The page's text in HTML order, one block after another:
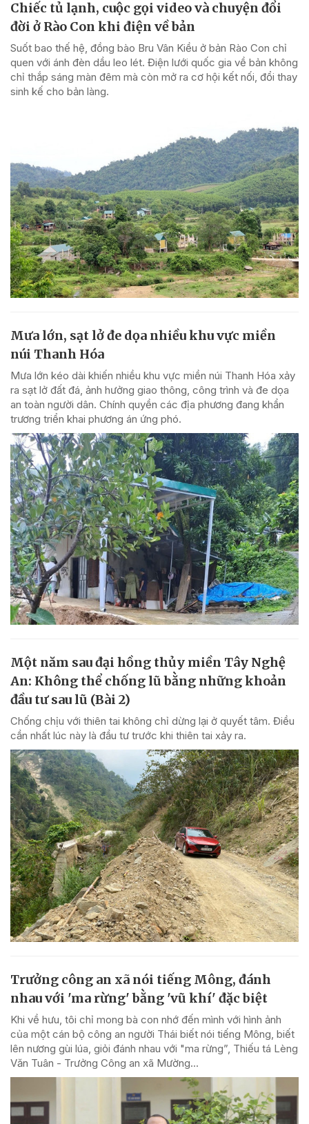
Chiếc tủ lạnh, cuộc gọi video và chuyện đổi
đời ở Rào Con khi điện về bản
Suốt bao thế hệ, đồng bào Bru Vân Kiều ở bản Rào Con chỉ
quen với ánh đèn dầu leo lét. Điện lưới quốc gia về bản không
chỉ thắp sáng màn đêm mà còn mở ra cơ hội kết nối, đổi thay
sinh kế cho bản làng.
Mưa lớn, sạt lở đe dọa nhiều khu vực miền
núi Thanh Hóa
Mưa lớn kéo dài khiến nhiều khu vực miền núi Thanh Hóa xảy
ra sạt lở đất đá, ảnh hưởng giao thông, công trình và đe dọa
an toàn người dân. Chính quyền các địa phương đang khẩn
trương triển khai phương án ứng phó.
Một năm sau đại hồng thủy miền Tây Nghệ
An: Không thể chống lũ bằng những khoản
đầu tư sau lũ (Bài 2)
Chống chịu với thiên tai không chỉ dừng lại ở quyết tâm. Điều
cần nhất lúc này là đầu tư trước khi thiên tai xảy ra.
Trưởng công an xã nói tiếng Mông, đánh
nhau với 'ma rừng' bằng 'vũ khí' đặc biệt
Khi về hưu, tôi chỉ mong bà con nhớ đến mình với hình ảnh
của một cán bộ công an người Thái biết nói tiếng Mông, biết
lên nương gùi lúa, giỏi đánh nhau với "ma rừng”, Thiếu tá Lèng
Văn Tuân - Trưởng Công an xã Mường...